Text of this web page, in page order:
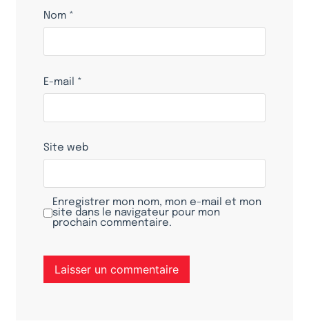
Nom *
E-mail *
Site web
Enregistrer mon nom, mon e-mail et mon
site dans le navigateur pour mon
prochain commentaire.